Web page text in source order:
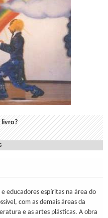
livro?
educadores espíritas na área do
com as demais áreas da
e as artes plásticas. A obra